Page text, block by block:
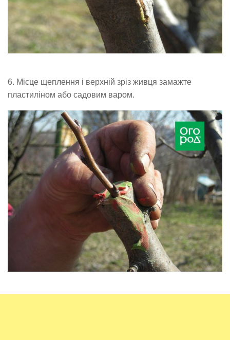
6. Місце щеплення і верхній зріз живця замажте
пластиліном або садовим варом.